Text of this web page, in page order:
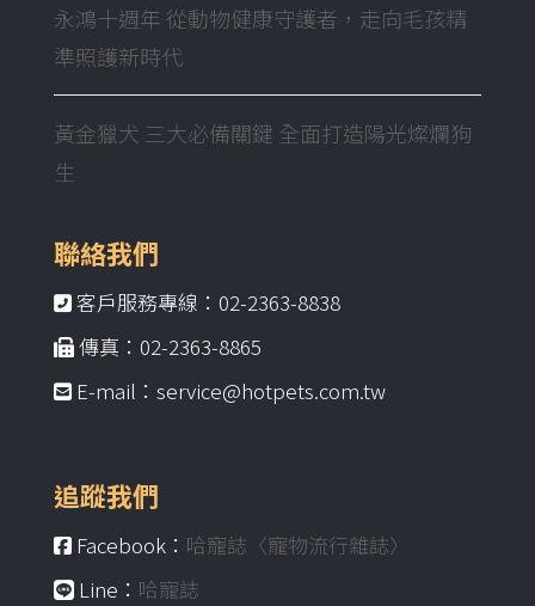
永鴻十週年 從動物健康守護者，走向毛孩精
準照護新時代
黃金獵犬 三大必備關鍵 全面打造陽光燦爛狗
生
聯絡我們
客戶服務專線：02-2363-8838
傳真：02-2363-8865
E-mail：service@hotpets.com.tw
追蹤我們
Facebook： 哈寵誌〈寵物流行雜誌〉
Line： 哈寵誌